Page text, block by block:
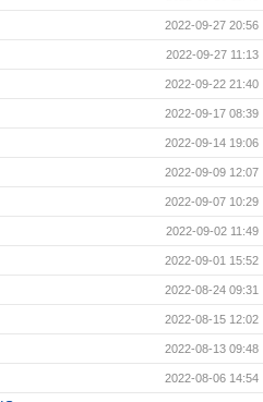
2022-09-27 20:56
2022-09-27 11:13
2022-09-22 21:40
2022-09-17 08:39
2022-09-14 19:06
2022-09-09 12:07
2022-09-07 10:29
2022-09-02 11:49
2022-09-01 15:52
2022-08-24 09:31
2022-08-15 12:02
2022-08-13 09:48
2022-08-06 14:54